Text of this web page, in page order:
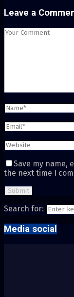
Leave a
Save my name,
the next time I
Search for:
Media social